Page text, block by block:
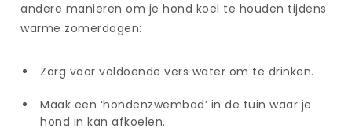
andere manieren om je hond koel te houden tijdens
warme zomerdagen:
Zorg voor voldoende vers water om te drinken.
Maak een ‘hondenzwembad’ in de tuin waar je
hond in kan afkoelen.